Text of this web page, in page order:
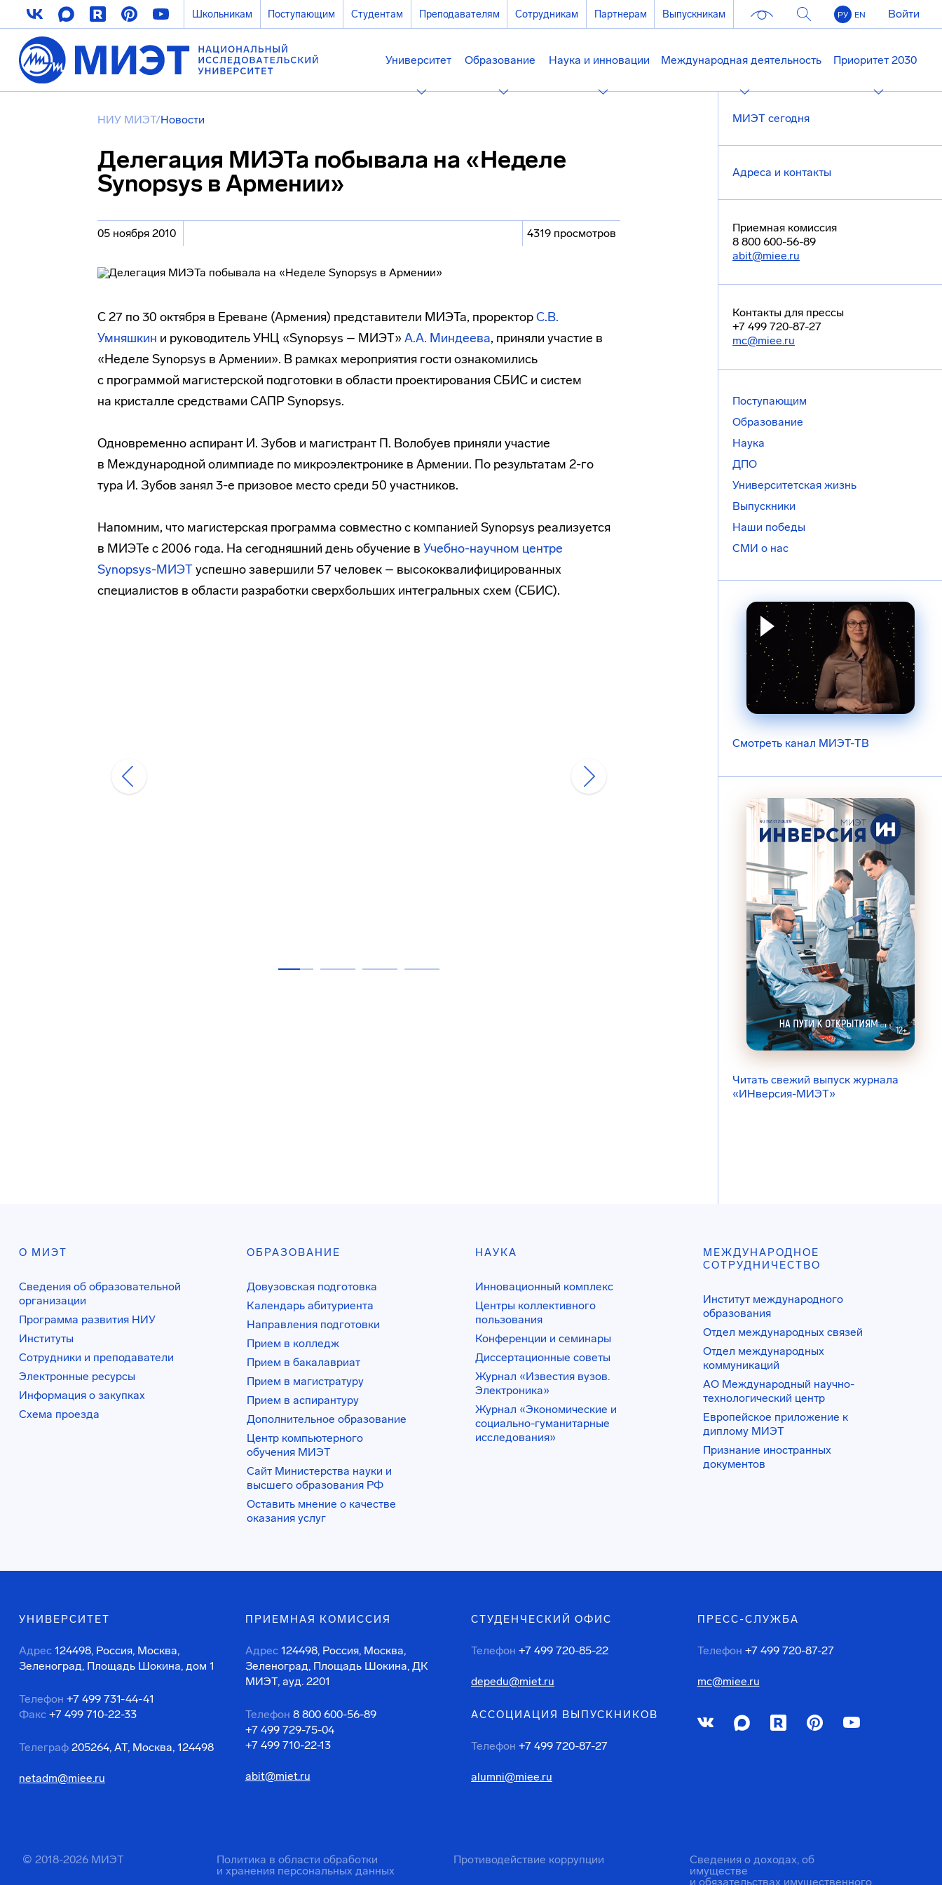
Школьникам Поступающим Студентам Преподавателям Сотрудникам Партнерам Выпускникам РУ EN Войти
Университет Образование Наука и инновации Международная деятельность Приоритет 2030
НИУ МИЭТ/Новости
Делегация МИЭТа побывала на «Неделе
Synopsys в Армении»
05 ноября 2010 4319 просмотров
С 27 по 30 октября в Ереване (Армения) представители МИЭТа, проректорС.В.
Умняшкин и руководитель УНЦ «Synopsys – МИЭТ» А.А. Миндеева, приняли участие в
«Неделе Synopsys в Армении». В рамках мероприятия гости ознакомились
с программой магистерской подготовки в области проектирования СБИС и систем
на кристалле средствами САПР Synopsys.
Одновременно аспирант И. Зубов и магистрант П. Волобуев приняли участие
в Международной олимпиаде по микроэлектронике в Армении. По результатам 2-го
тура И. Зубов занял 3-е призовое место среди 50 участников.
Напомним, что магистерская программа совместно с компанией Synopsys реализуется
в МИЭТе с 2006 года. На сегодняшний день обучение в Учебно-научном центре
Synopsys-МИЭТуспешно завершили 57 человек – высококвалифицированных
специалистов в области разработки сверхбольших интегральных схем (СБИС).
МИЭТ сегодня
Адреса и контакты
Приемная комиссия
8 800 600-56-89
abit@miee.ru
Контакты для прессы
+7 499 720-87-27
mc@miee.ru
Поступающим
Образование
Наука
ДПО
Университетская жизнь
Выпускники
Наши победы
СМИ о нас
Смотреть канал МИЭТ-ТВ
Читать свежий выпуск журнала
«ИНверсия-МИЭТ»
О МИЭТ
Сведения об образовательной
организации
Программа развития НИУ
Институты
Сотрудники и преподаватели
Электронные ресурсы
Информация о закупках
Схема проезда
ОБРАЗОВАНИЕ
Довузовская подготовка
Календарь абитуриента
Направления подготовки
Прием в колледж
Прием в бакалавриат
Прием в магистратуру
Прием в аспирантуру
Дополнительное образование
Центр компьютерного
обучения МИЭТ
Сайт Министерства науки и
высшего образования РФ
Оставить мнение о качестве
оказания услуг
НАУКА
Инновационный комплекс
Центры коллективного
пользования
Конференции и семинары
Диссертационные советы
Журнал «Известия вузов.
Электроника»
Журнал «Экономические и
социально-гуманитарные
исследования»
МЕЖДУНАРОДНОЕ
СОТРУДНИЧЕСТВО
Институт международного
образования
Отдел международных связей
Отдел международных
коммуникаций
АО Международный научно-
технологический центр
Европейское приложение к
диплому МИЭТ
Признание иностранных
документов
УНИВЕРСИТЕТ
Адрес 124498, Россия, Москва,
Зеленоград, Площадь Шокина, дом 1
Телефон +7 499 731-44-41
Факс +7 499 710-22-33
Телеграф 205264, АТ, Москва, 124498
netadm@miee.ru
ПРИЕМНАЯ КОМИССИЯ
Адрес 124498, Россия, Москва,
Зеленоград, Площадь Шокина, ДК
МИЭТ, ауд. 2201
Телефон 8 800 600-56-89
+7 499 729-75-04
+7 499 710-22-13
abit@miet.ru
СТУДЕНЧЕСКИЙ ОФИС
Телефон +7 499 720-85-22
depedu@miet.ru
АССОЦИАЦИЯ ВЫПУСКНИКОВ
Телефон +7 499 720-87-27
alumni@miee.ru
ПРЕСС-СЛУЖБА
Телефон +7 499 720-87-27
mc@miee.ru
© 2018-2026 МИЭТ
Политика в области обработки
и хранения персональных данных
Противодействие коррупции
Сведения о доходах, об
имуществе
и обязательствах имущественного